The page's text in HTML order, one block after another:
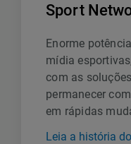
Sport
Enorme
mídia
com as
permanecer
em rápidas
Leia a história